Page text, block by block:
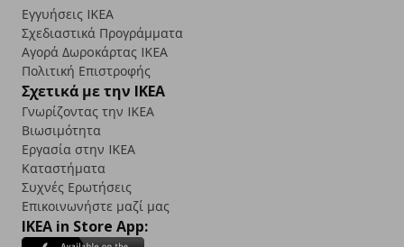
Εγγυήσεις IKEA
Σχεδιαστικά Προγράμματα
Αγορά Δωρoκάρτας IKEA
Πολιτική Επιστροφής
Σχετικά με την IKEA
Γνωρίζοντας την IKEA
Βιωσιμότητα
Εργασία στην IKEA
Καταστήματα
Συχνές Ερωτήσεις
Επικοινωνήστε μαζί μας
IKEA in Store App: